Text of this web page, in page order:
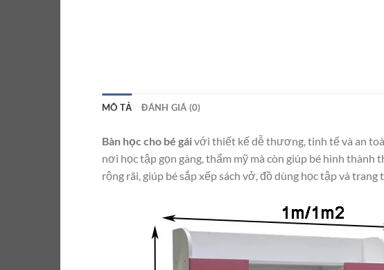
MÔ TẢ ĐÁNH GIÁ (0)
Bàn học cho bé gáivới thiết kế dễ thương, tinh tế và an
nơi học tập gọn gàng, thẩm mỹ mà còn giúp bé hình thành
rộng rãi, giúp bé sắp xếp sách vở, đồ dùng học tập và